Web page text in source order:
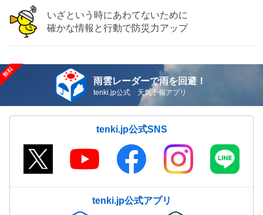
いざという時にあわてないために
確かな情報と行動で防災力アップ
雨雲レーダーで雨を回避！
tenki.jp公式 天気予報アプリ
tenki.jp公式SNS
tenki.jp公式アプリ